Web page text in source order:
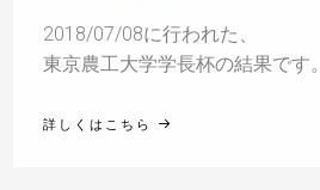
2018/07/08に行われた、
東京農工大学学長杯の結果です。
詳しくはこちら